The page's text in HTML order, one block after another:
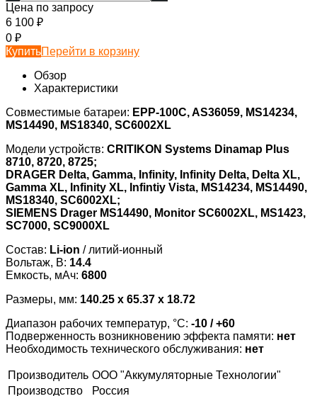
Цена по запросу
6 100 ₽
0 ₽
КупитьПерейти в корзину
Обзор
Характеристики
Совместимые батареи: EPP-100C, AS36059, MS14234,
MS14490, MS18340, SC6002XL
Модели устройств: CRITIKON Systems Dinamap Plus
8710, 8720, 8725;
DRAGER Delta, Gamma, Infinity, Infinity Delta, Delta XL,
Gamma XL, Infinity XL, Infintiy Vista, MS14234, MS14490,
MS18340, SC6002XL;
SIEMENS Drager MS14490, Monitor SC6002XL, MS1423,
SC7000, SC9000XL
Состав: Li-ion / литий-ионный
Вольтаж, В: 14.4
Емкость, мАч: 6800
Размеры, мм: 140.25 x 65.37 x 18.72
Диапазон рабочих температур, °С: -10 / +60
Подверженность возникновению эффекта памяти: нет
Необходимость технического обслуживания: нет
Производитель ООО "Аккумуляторные Технологии"
Производство
Россия